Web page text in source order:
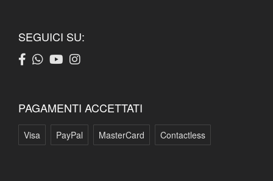
SEGUICI SU:
PAGAMENTI ACCETTATI
Visa PayPal MasterCard Contactless